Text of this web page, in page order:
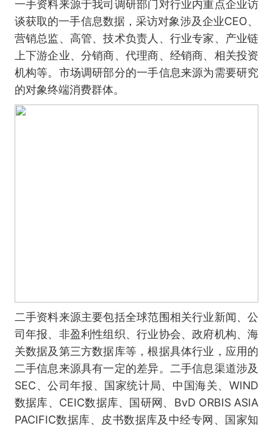
一手资料来源于我司调研部门对行业内重点企业访
谈获取的一手信息数据，采访对象涉及企业CEO、
营销总监、高管、技术负责人、行业专家、产业链
上下游企业、分销商、代理商、经销商、相关投资
机构等。市场调研部分的一手信息来源为需要研究
的对象终端消费群体。
二手资料来源主要包括全球范围相关行业新闻、公
司年报、非盈利性组织、行业协会、政府机构、海
关数据及第三方数据库等，根据具体行业，应用的
二手信息来源具有一定的差异。二手信息渠道涉及
SEC、公司年报、国家统计局、中国海关、WIND
数据库、CEIC数据库、国研网、BvD ORBIS ASIA
PACIFIC数据库、皮书数据库及中经专网、国家知